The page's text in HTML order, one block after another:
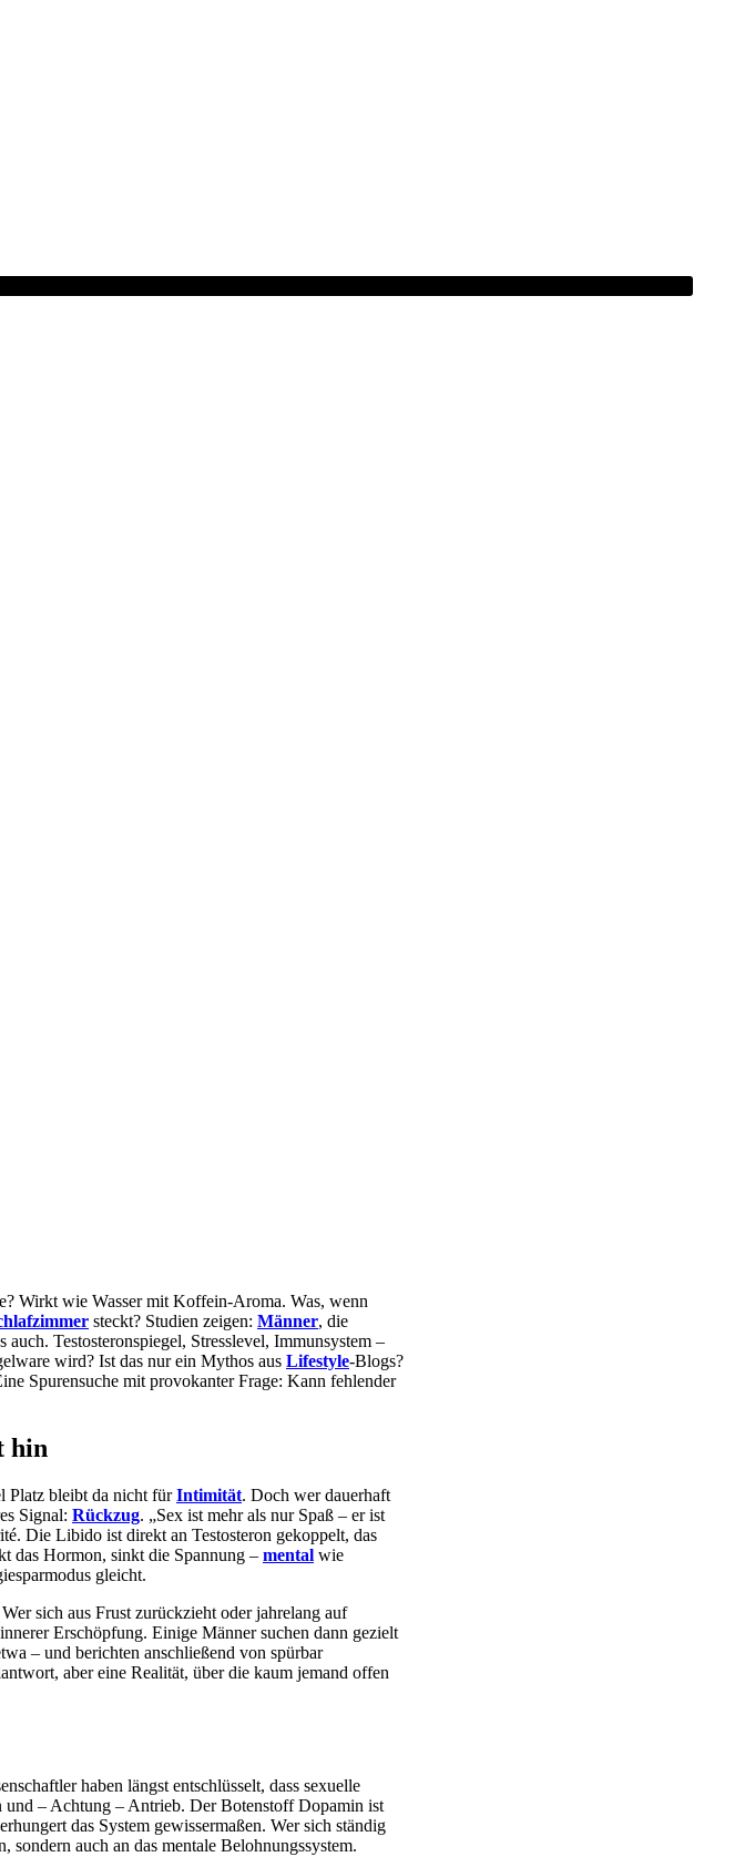
Wirkt wie Wasser mit Koffein-Aroma. Was, wenn
steckt? Studien zeigen: Männer, die
Testosteronspiegel, Stresslevel, Immunsystem –
wird? Ist das nur ein Mythos aus Lifestyle-Blogs?
Spurensuche mit provokanter Frage: Kann fehlender
hin
Platz bleibt da nicht fürIntimität. Doch wer dauerhaft
Signal: Rückzug. „Sex ist mehr als nur Spaß – er ist
Die Libido ist direkt an Testosteron gekoppelt, das
das Hormon, sinkt die Spannung – mental wie
gleicht.
sich aus Frust zurückzieht oder jahrelang auf
Erschöpfung. Einige Männer suchen dann gezielt
– und berichten anschließend von spürbar
aber eine Realität, über die kaum jemand offen
haben längst entschlüsselt, dass sexuelle
– Achtung – Antrieb. Der Botenstoff Dopamin ist
das System gewissermaßen. Wer sich ständig
sondern auch an das mentale Belohnungssystem.